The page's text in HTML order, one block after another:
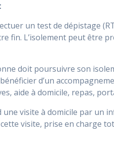
un test de dépistage
fin. L’isolement peut être
doit poursuivre son
d’un
aide à domicile, repas,
visite à domicile par un
visite, prise en charge